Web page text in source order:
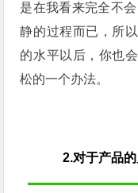
是在我看来完全不会
静的过程而已，所
的水平以后，你也
松的一个办法。
2.对于产品